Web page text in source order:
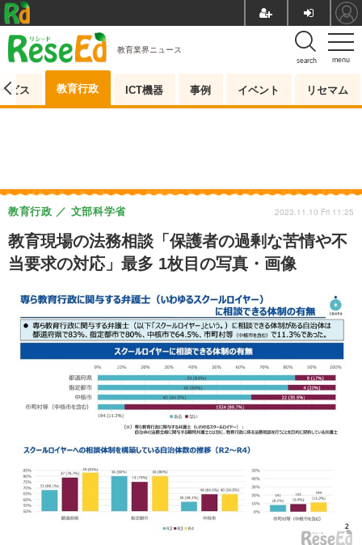
menu
search
教育業界ニュース
ビス 教育行政 ICT機器 事例 イベント リセマム
教育現場の法務相談「保護者の過剰な苦情や不
当要求の対応」最多 1枚目の写真・画像
教育行政 文部科学省 2023.11.10 Fri 11:25